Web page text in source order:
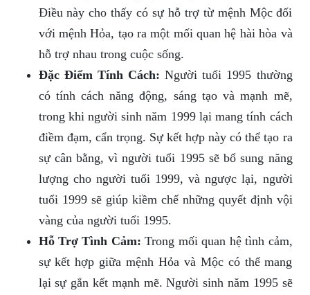
Điều này cho thấy có sự hỗ trợ từ mệnh Mộc đối
với mệnh Hỏa, tạo ra một mối quan hệ hài hòa và
hỗ trợ nhau trong cuộc sống.
Đặc Điểm Tính Cách: Người tuổi 1995 thường
có tính cách năng động, sáng tạo và mạnh mẽ,
trong khi người sinh năm 1999 lại mang tính cách
điềm đạm, cẩn trọng. Sự kết hợp này có thể tạo ra
sự cân bằng, vì người tuổi 1995 sẽ bổ sung năng
lượng cho người tuổi 1999, và ngược lại, người
tuổi 1999 sẽ giúp kiềm chế những quyết định vội
vàng của người tuổi 1995.
Hỗ Trợ Tình Cảm: Trong mối quan hệ tình cảm,
sự kết hợp giữa mệnh Hỏa và Mộc có thể mang
lại sự gắn kết mạnh mẽ. Người sinh năm 1995 sẽ